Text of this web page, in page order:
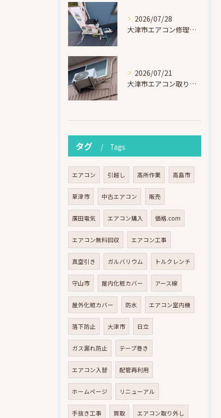
2026/07/28
大津市エアコン修理｜冷媒漏れを特定！高所作業で東芝RAS-F221ARTを修理・ガスチャージ
2026/07/21
大津市エアコン取り付け｜他社で断られたマンション3階の壁面アングル高所作業（ハイセンス HA-J22H-W・プレジーオビワコ）
タグ Tags
エアコン 引越し 高所作業 高島市
草津市 中古エアコン 販売
廣田電気 エアコン購入 価格.com
エアコン無料回収 エアコン工事
真空引き ガルバリウム トルクレンチ
守山市 屋内化粧カバー アース線
屋外化粧カバー 防水 エアコン室内機
落下防止 大津市 日立
ガス漏れ防止 テープ巻き
エアコン入替 配管再利用
ホームページ リニューアル
手抜き工事 買取 エアコン取り外し